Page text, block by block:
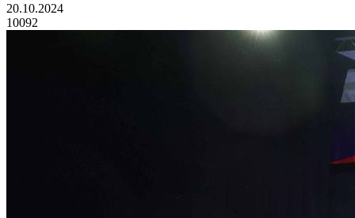
20.10.2024
10092